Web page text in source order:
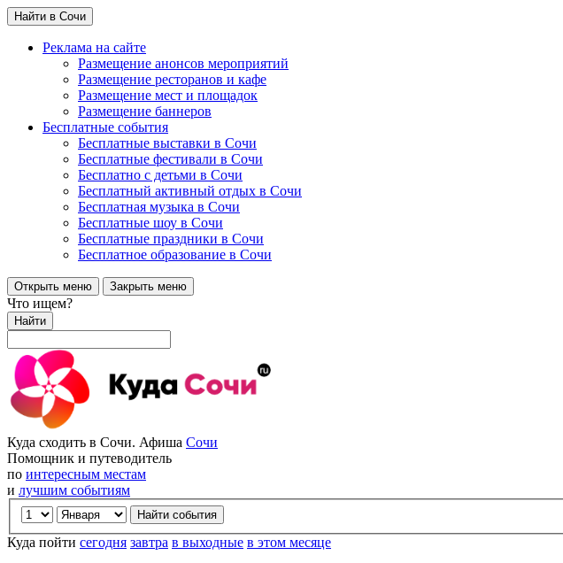
Найти в Сочи
Реклама на сайте
Размещение анонсов мероприятий
Размещение ресторанов и кафе
Размещение мест и площадок
Размещение баннеров
Бесплатные события
Бесплатные выставки в Сочи
Бесплатные фестивали в Сочи
Бесплатно с детьми в Сочи
Бесплатный активный отдых в Сочи
Бесплатная музыка в Сочи
Бесплатные шоу в Сочи
Бесплатные праздники в Сочи
Бесплатное образование в Сочи
Открыть меню Закрыть меню
Что ищем?
Найти
Куда сходить в Сочи. Афиша Сочи
Помощник и путеводитель
по интересным местам
и лучшим событиям
Куда пойти сегодня завтра в выходные в этом месяце